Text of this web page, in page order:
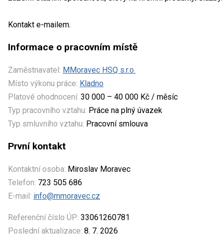
Kontakt e-mailem.
Informace o pracovním místě
Zaměstnavatel: MMoravec HSQ s.r.o.
Místo výkonu práce: Kladno
Platové ohodnocení: 30 000 – 40 000 Kč / měsíc
Typ pracovního vztahu: Práce na plný úvazek
Typ smluvního vztahu: Pracovní smlouva
První kontakt
Kontaktní osoba: Miroslav Moravec
Telefon: 723 505 686
E-mail: info@mmoravec.cz
Referenční číslo ÚP: 33061260781
Poslední aktualizace: 8. 7. 2026